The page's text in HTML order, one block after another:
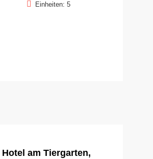
Einheiten: 5
Hotel am Tiergarten,